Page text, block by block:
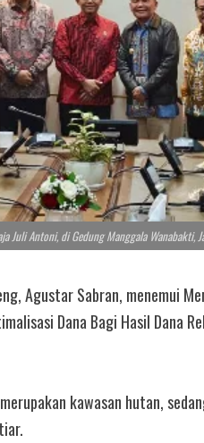
Juli Antoni, di Gedung Manggala
Agustar Sabran, menemui
Dana Bagi Hasil Dana
kawasan hutan,